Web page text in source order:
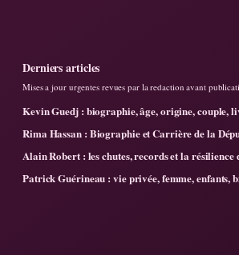
Derniers articles
Mises a jour urgentes revues par la redaction avant
Kevin Guedj : biographie, âge, origine, couple,
Rima Hassan : Biographie et Carrière de la
Alain Robert : les chutes, records et la
Patrick Guérineau : vie privée, femme, enfants,